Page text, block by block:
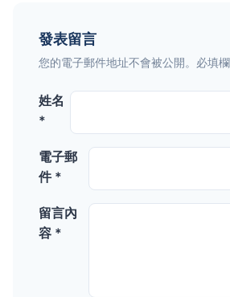
發表留言
您的電子郵件地址不會被公開。必填
姓名
*
電子郵
件 *
留言內
容 *